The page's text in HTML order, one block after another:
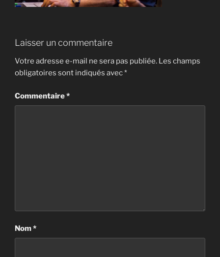
Laisser un commentaire
Votre adresse e-mail ne sera pas publiée. Les champs
obligatoires sont indiqués avec*
Commentaire*
Nom*